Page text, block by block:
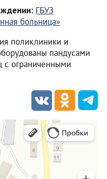
ГБУЗ
больница»
поликлиники и
пандусами
с ограниченными